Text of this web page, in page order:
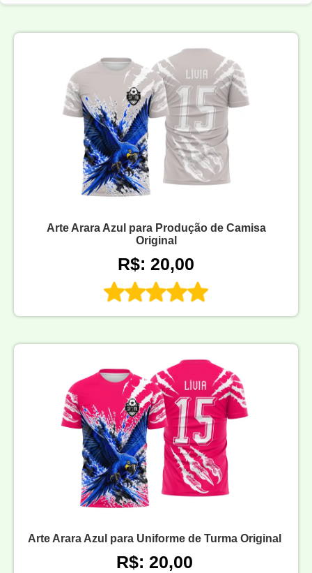
Arte Arara Azul para Produção de Camisa
Original
R$: 20,00
Arte Arara Azul para Uniforme de Turma Original
R$: 20,00